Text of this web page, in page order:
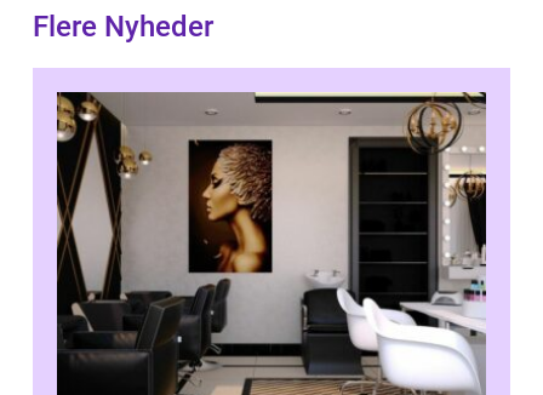
Flere Nyheder